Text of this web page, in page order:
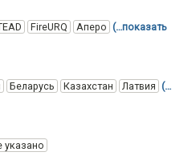
FireURQ Аперо (…показать
Беларусь Казахстан Латвия (…
указано